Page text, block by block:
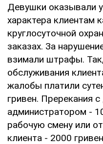
Девушки оказывали
характера клиентам
круглосуточной
заказах. За
взимали штрафы.
обслуживания
жалобы платили
гривен. Пререкания
администратором -
рабочую смену или
клиента - 2000